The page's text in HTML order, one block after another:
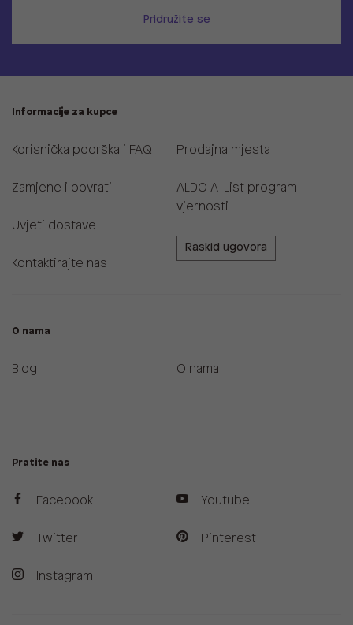
Pridružite se
Informacije za kupce
Korisnička podrška i FAQ
Zamjene i povrati
Uvjeti dostave
Kontaktirajte nas
Prodajna mjesta
ALDO A-List program
vjernosti
Raskid ugovora
O nama
Blog O nama
Pratite nas
Facebook
Twitter
Instagram
Youtube
Pinterest